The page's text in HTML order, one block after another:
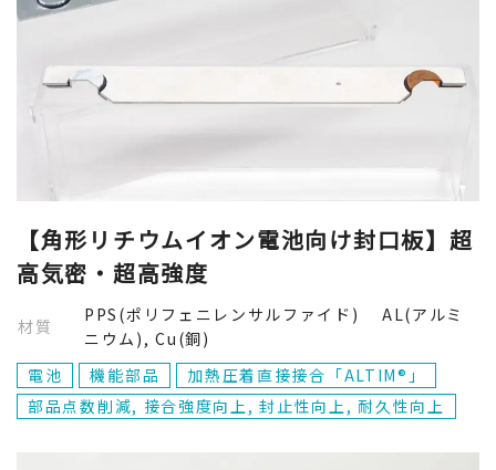
【角形リチウムイオン電池向け封口板】超
高気密・超高強度
材質
PPS(ポリフェニレンサルファイド) AL(アルミ
ニウム), Cu(銅)
電池
機能部品
加熱圧着直接接合「ALTIM®」
部品点数削減, 接合強度向上, 封止性向上, 耐久性向上